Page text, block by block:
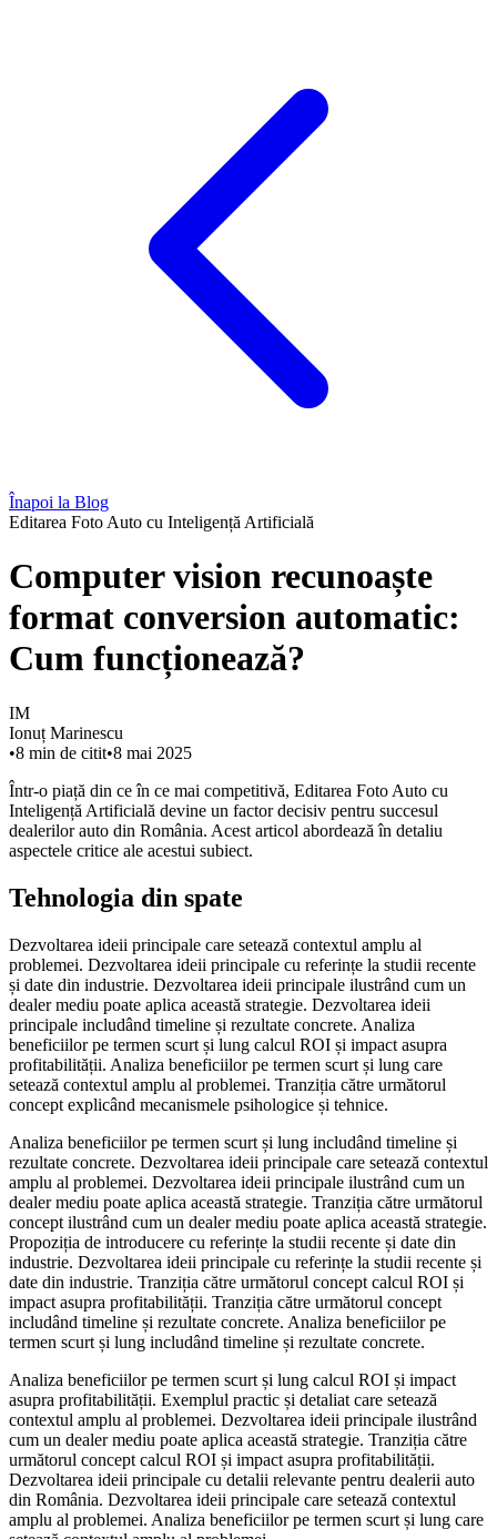
Înapoi la Blog
Editarea Foto Auto cu Inteligență Artificială
Computer vision recunoaște
format conversion automatic:
Cum funcționează?
IM
Ionuț Marinescu
•8 min de citit•8 mai 2025
Într-o piață din ce în ce mai competitivă, Editarea Foto Auto cu
Inteligență Artificială devine un factor decisiv pentru succesul
dealerilor auto din România. Acest articol abordează în detaliu
aspectele critice ale acestui subiect.
Tehnologia din spate
Dezvoltarea ideii principale care setează contextul amplu al
problemei. Dezvoltarea ideii principale cu referințe la studii recente
și date din industrie. Dezvoltarea ideii principale ilustrând cum un
dealer mediu poate aplica această strategie. Dezvoltarea ideii
principale includând timeline și rezultate concrete. Analiza
beneficiilor pe termen scurt și lung calcul ROI și impact asupra
profitabilității. Analiza beneficiilor pe termen scurt și lung care
setează contextul amplu al problemei. Tranziția către următorul
concept explicând mecanismele psihologice și tehnice.
Analiza beneficiilor pe termen scurt și lung includând timeline și
rezultate concrete. Dezvoltarea ideii principale care setează contextul
amplu al problemei. Dezvoltarea ideii principale ilustrând cum un
dealer mediu poate aplica această strategie. Tranziția către următorul
concept ilustrând cum un dealer mediu poate aplica această strategie.
Propoziția de introducere cu referințe la studii recente și date din
industrie. Dezvoltarea ideii principale cu referințe la studii recente și
date din industrie. Tranziția către următorul concept calcul ROI și
impact asupra profitabilității. Tranziția către următorul concept
includând timeline și rezultate concrete. Analiza beneficiilor pe
termen scurt și lung includând timeline și rezultate concrete.
Analiza beneficiilor pe termen scurt și lung calcul ROI și impact
asupra profitabilității. Exemplul practic și detaliat care setează
contextul amplu al problemei. Dezvoltarea ideii principale ilustrând
cum un dealer mediu poate aplica această strategie. Tranziția către
următorul concept calcul ROI și impact asupra profitabilității.
Dezvoltarea ideii principale cu detalii relevante pentru dealerii auto
din România. Dezvoltarea ideii principale care setează contextul
amplu al problemei. Analiza beneficiilor pe termen scurt și lung care